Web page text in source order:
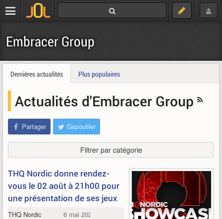
Embracer Group
Dernières actualités Plus populaires
Actualités d'Embracer Group
Partager Gazouiller
Filtrer par catégorie
THQ Nordic donne rendez-
vous le 02 août à 21h00 pour
une présentation de ses jeux
THQ Nordic
6 mai 2024